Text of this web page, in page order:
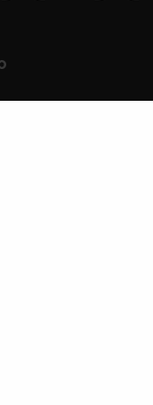
Adipso, agence web et